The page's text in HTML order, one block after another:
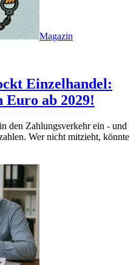
Magazin
Einzelhandel:
Euro ab 2029!
den Zahlungsverkehr ein - und
Wer nicht mitzieht, könnte